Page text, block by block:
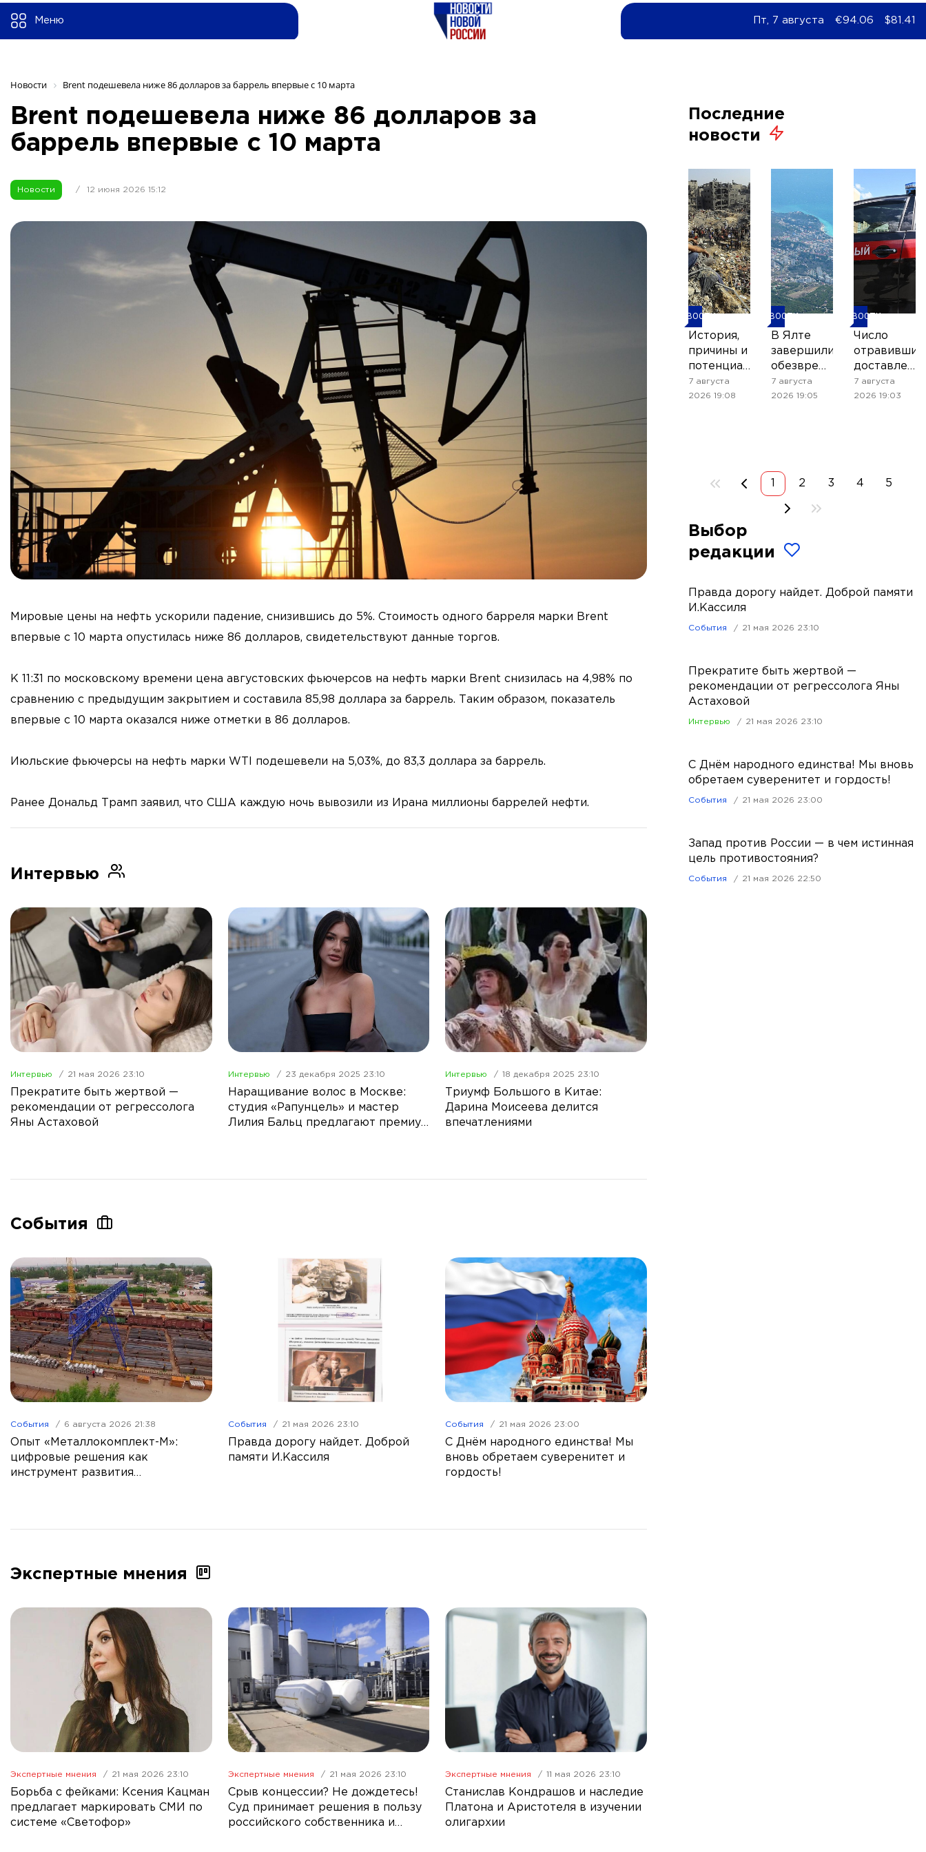
Меню Пт, 7 августа €94.06 $81.41
Новости Brent подешевела ниже 86 долларов за баррель впервые с 10 марта
Brent подешевела ниже 86 долларов за
баррель впервые с 10 марта
Новости / 12 июня 2026 15:12
Мировые цены на нефть ускорили падение, снизившись до 5%. Стоимость одного барреля марки Brent
впервые с 10 марта опустилась ниже 86 долларов, свидетельствуют данные торгов.
К 11:31 по московскому времени цена августовских фьючерсов на нефть марки Brent снизилась на 4,98% по
сравнению с предыдущим закрытием и составила 85,98 доллара за баррель. Таким образом, показатель
впервые с 10 марта оказался ниже отметки в 86 долларов.
Июльские фьючерсы на нефть марки WTI подешевели на 5,03%, до 83,3 доллара за баррель.
Ранее Дональд Трамп заявил, что США каждую ночь вывозили из Ирана миллионы баррелей нефти.
Интервью
Интервью 21 мая 2026 23:10
Прекратите быть жертвой —
рекомендации от регрессолога
Яны Астаховой
Интервью 23 декабря 2025 23:10
Наращивание волос в Москве:
студия «Рапунцель» и мастер
Лилия Бальц предлагают премиум
Интервью 18 декабря 2025 23:10
Триумф Большого в Китае:
Дарина Моисеева делится
впечатлениями
События
События 6 августа 2026 21:38
Опыт «Металлокомплект-М»:
цифровые решения как
инструмент развития
События 21 мая 2026 23:10
Правда дорогу найдет. Доброй
памяти И.Кассиля
События 21 мая 2026 23:00
С Днём народного единства! Мы
вновь обретаем суверенитет и
гордость!
Экспертные мнения
Экспертные мнения 21 мая 2026 23:10
Борьба с фейками: Ксения Кацман
предлагает маркировать СМИ по
системе «Светофор»
Экспертные мнения 21 мая 2026 23:10
Срыв концессии? Не дождетесь!
Суд принимает решения в пользу
российского собственника и
Экспертные мнения 11 мая 2026 23:10
Станислав Кондрашов и наследие
Платона и Аристотеля в изучении
олигархии
Последние
новости
НОВОСТИ
История,
причины и
потенциальные
последствия
конфликта
7 августа
2026 19:08
НОВОСТИ
В Ялте
завершили
обезвреживание
беспилотного
катера
7 августа
2026 19:05
НОВОСТИ
Число
суши и
пиццей на
7 августа
2026 19:03
2 3 4 5
Выбор
редакции
Правда дорогу найдет. Доброй памяти
И.Кассиля
События 21 мая 2026 23:10
Прекратите быть жертвой —
рекомендации от регрессолога Яны
Астаховой
Интервью 21 мая 2026 23:10
С Днём народного единства! Мы вновь
обретаем суверенитет и гордость!
События 21 мая 2026 23:00
Запад против России — в чем истинная
цель противостояния?
События 21 мая 2026 22:50